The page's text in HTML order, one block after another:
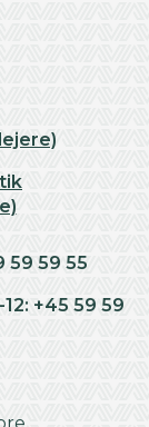
59 59 55
+45 59 59